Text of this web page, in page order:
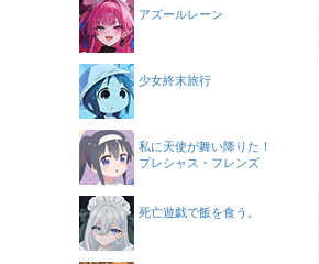
アズールレーン
少女終末旅行
私に天使が舞い降りた！
プレシャス・フレンズ
死亡遊戯で飯を食う。